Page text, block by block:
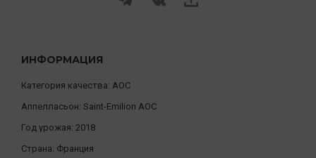
ИНФОРМАЦИЯ
Категория качества: AOC
Аппелласьон: Saint-Emilion AOC
Год урожая: 2018
Страна: Франция